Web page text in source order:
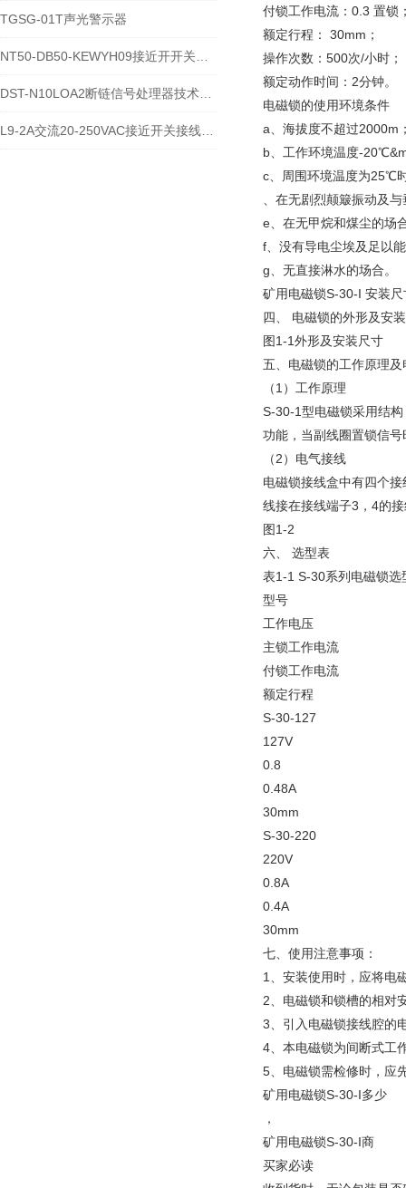
TGSG-01T声光警示器
付锁工作电流：0.3 置锁
额定行程： 30mm；
操作次数：500次/小时；
额定动作时间：2分钟。
电磁锁的使用环境条件
a、海拔度不超过2000m
b、工作环境温度-
c、周围环境温度为25℃
、在无剧烈颠簸振动及
e、在无甲烷和煤尘的场
f、没有导电尘埃及足以
g、无直接淋水的场合。
矿用电磁锁S-30-I 安装尺
四、 电磁锁的外形及安
图1-1外形及安装尺寸
五、电磁锁的工作原理及
（1）工作原理
S-30-1型电磁锁采用结
功能，当副线圈置锁信
（2）电气接线
电磁锁接线盒中有四个
线接在接线端子3，4的
图1-2
六、 选型表
表1-1 S-30系列电磁锁选
型号
工作电压
主锁工作电流
付锁工作电流
额定行程
S-30-127
127V
0.8
0.48A
30mm
S-30-220
220V
0.8A
0.4A
30mm
七、使用注意事项：
1、安装使用时，应将电
2、电磁锁和锁槽的相对
3、引入电磁锁接线腔的
4、本电磁锁为间断式工
5、电磁锁需检修时，应
矿用电磁锁S-30-I多少
，
矿用电磁锁S-30-I商
买家必读